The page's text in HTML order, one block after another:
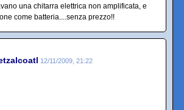
una chitarra elettrica non amplificata, e
come batteria....senza prezzo!!
12/11/2009, 21:22